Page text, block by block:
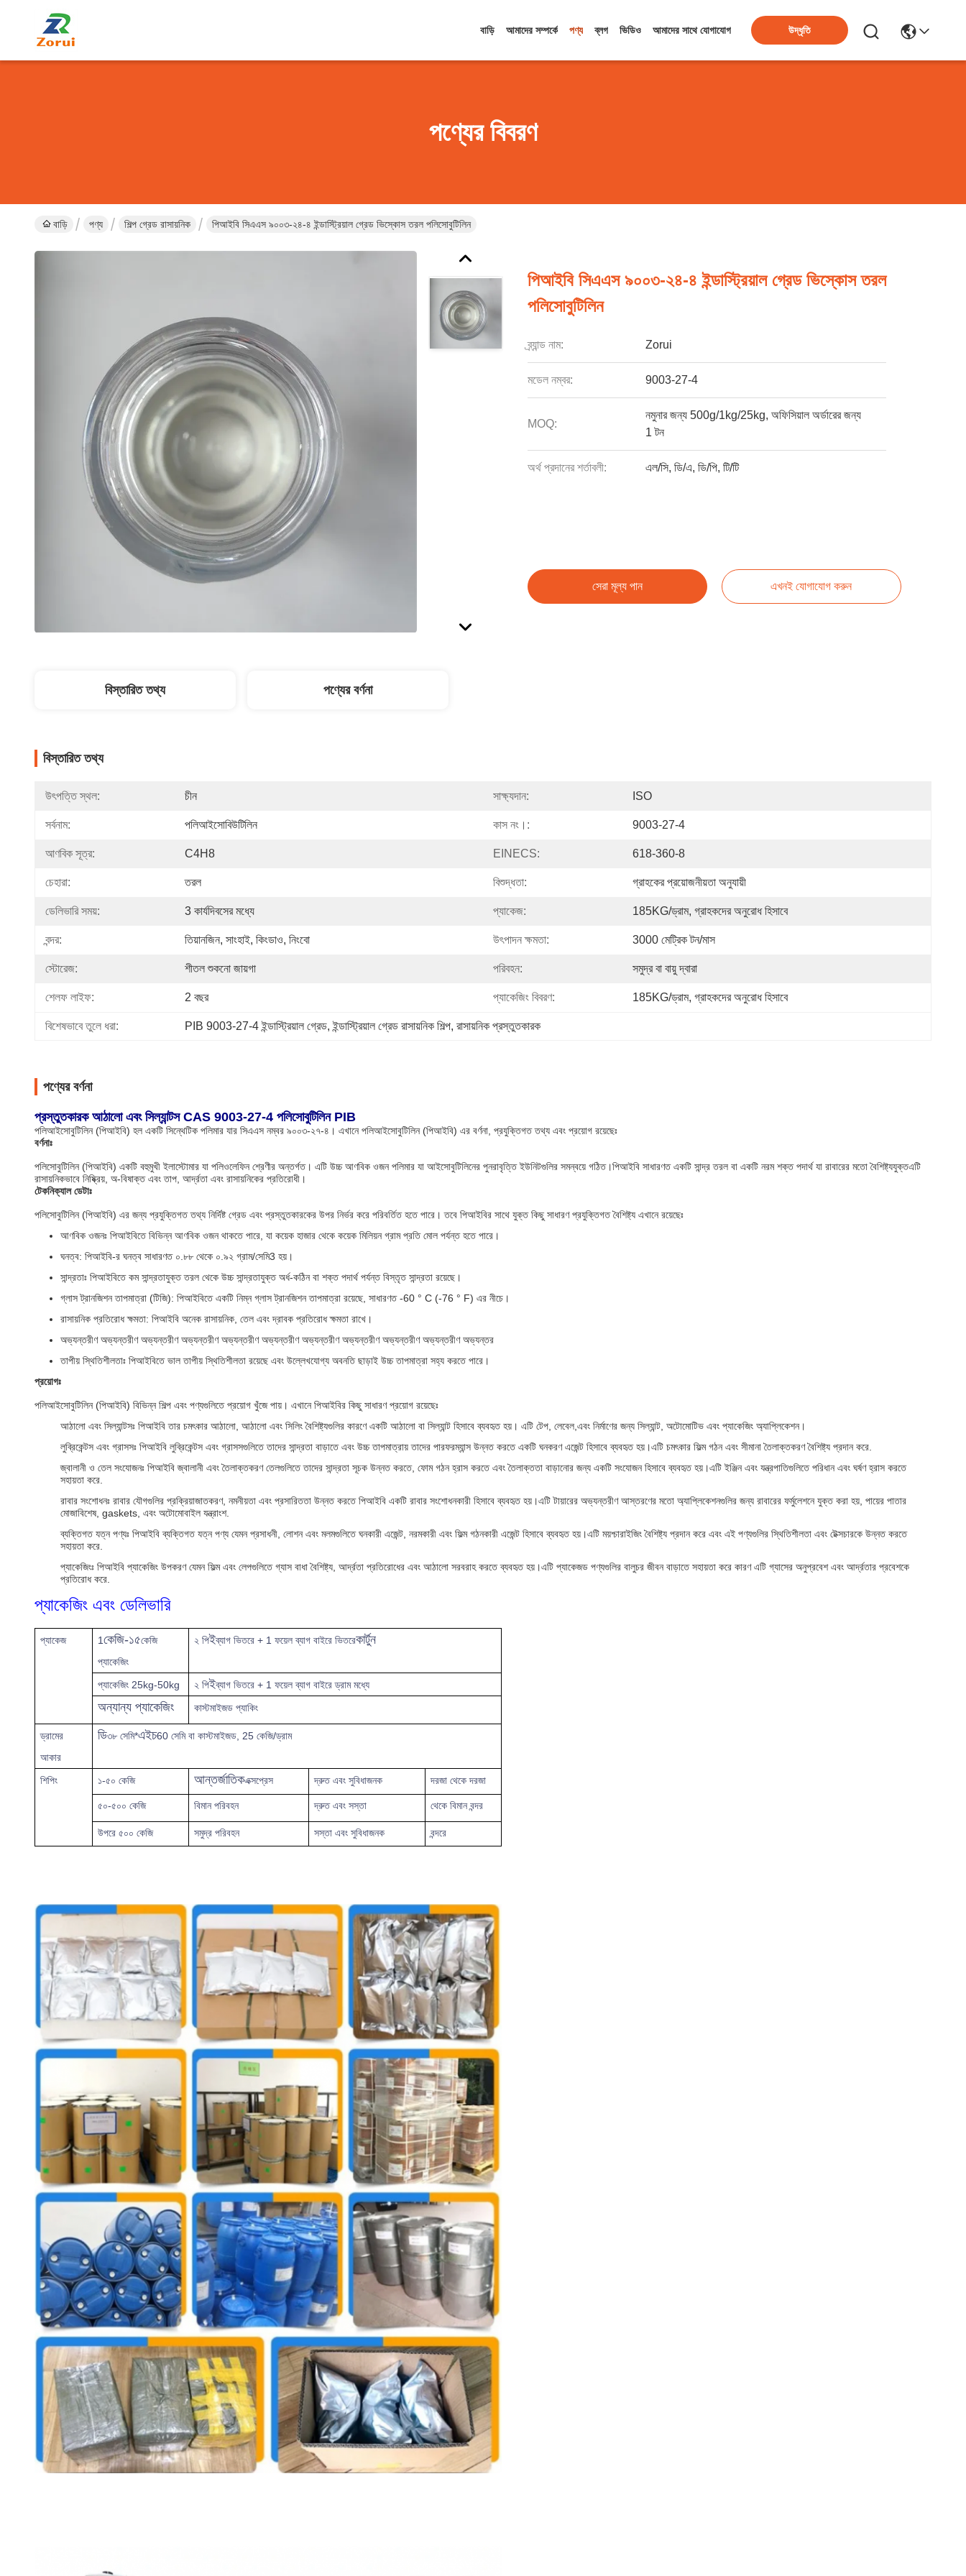
বাড়ি আমাদের সম্পর্কে পণ্য ব্লগ ভিডিও আমাদের সাথে যোগাযোগ উদ্ধৃতি
পণ্যের বিবরণ
বাড়ি পণ্য শিল্প গ্রেড রাসায়নিক পিআইবি সিএএস ৯০০৩-২৪-৪ ইন্ডাস্ট্রিয়াল গ্রেড ভিস্কোস তরল পলিসোবুটিলিন
পিআইবি সিএএস ৯০০৩-২৪-৪ ইন্ডাস্ট্রিয়াল গ্রেড ভিস্কোস তরল
পলিসোবুটিলিন
ব্র্যান্ড নাম: Zorui
মডেল নম্বর: 9003-27-4
MOQ:
নমুনার জন্য 500g/1kg/25kg, অফিসিয়াল অর্ডারের জন্য
1 টন
অর্থ প্রদানের শর্তাবলী: এল/সি, ডি/এ, ডি/পি, টি/টি
সেরা মূল্য পান এখনই যোগাযোগ করুন
বিস্তারিত তথ্য পণ্যের বর্ণনা
বিস্তারিত তথ্য
উৎপত্তি স্থল: চীন সাক্ষ্যদান: ISO
সর্বনাম: পলিআইসোবিউটিলিন কাস নং।: 9003-27-4
আণবিক সূত্র: C4H8 EINECS: 618-360-8
চেহারা: তরল বিশুদ্ধতা: গ্রাহকের প্রয়োজনীয়তা অনুযায়ী
ডেলিভারি সময়: 3 কার্যদিবসের মধ্যে প্যাকেজ: 185KG/ড্রাম, গ্রাহকদের অনুরোধ হিসাবে
বন্দর: তিয়ানজিন, সাংহাই, কিংডাও, নিংবো উৎপাদন ক্ষমতা: 3000 মেট্রিক টন/মাস
স্টোরেজ: শীতল শুকনো জায়গা পরিবহন: সমুদ্র বা বায়ু দ্বারা
শেলফ লাইফ: 2 বছর প্যাকেজিং বিবরণ: 185KG/ড্রাম, গ্রাহকদের অনুরোধ হিসাবে
বিশেষভাবে তুলে ধরা: PIB 9003-27-4 ইন্ডাস্ট্রিয়াল গ্রেড, ইন্ডাস্ট্রিয়াল গ্রেড রাসায়নিক শিল্প, রাসায়নিক প্রস্তুতকারক
পণ্যের বর্ণনা
প্রস্তুতকারক আঠালো এবং সিল্যান্টস CAS 9003-27-4 পলিসোবুটিলিন PIB
পলিআইসোবুটিলিন (পিআইবি) হল একটি সিন্থেটিক পলিমার যার সিএএস নম্বর ৯০০৩-২৭-৪। এখানে পলিআইসোবুটিলিন (পিআইবি) এর বর্ণনা, প্রযুক্তিগত তথ্য এবং প্রয়োগ রয়েছেঃ
বর্ণনাঃ
পলিসোবুটিলিন (পিআইবি) একটি বহুমুখী ইলাস্টোমার যা পলিওলেফিন শ্রেণীর অন্তর্গত। এটি উচ্চ আণবিক ওজন পলিমার যা আইসোবুটিলিনের পুনরাবৃত্তি ইউনিটগুলির সমন্বয়ে গঠিত।পিআইবি সাধারণত একটি সান্দ্র তরল বা একটি নরম শক্ত পদার্থ যা রাবারের মতো বৈশিষ্ট্যযুক্তএটি
রাসায়নিকভাবে নিষ্ক্রিয়, অ-বিষাক্ত এবং তাপ, আর্দ্রতা এবং রাসায়নিকের প্রতিরোধী।
টেকনিক্যাল ডেটাঃ
পলিসোবুটিলিন (পিআইবি) এর জন্য প্রযুক্তিগত তথ্য নির্দিষ্ট গ্রেড এবং প্রস্তুতকারকের উপর নির্ভর করে পরিবর্তিত হতে পারে। তবে পিআইবির সাথে যুক্ত কিছু সাধারণ প্রযুক্তিগত বৈশিষ্ট্য এখানে রয়েছেঃ
আণবিক ওজনঃ পিআইবিতে বিভিন্ন আণবিক ওজন থাকতে পারে, যা কয়েক হাজার থেকে কয়েক মিলিয়ন গ্রাম প্রতি মোল পর্যন্ত হতে পারে।
ঘনত্ব: পিআইবি-র ঘনত্ব সাধারণত ০.৮৮ থেকে ০.৯২ গ্রাম/সেমি3 হয়।
সান্দ্রতাঃ পিআইবিতে কম সান্দ্রতাযুক্ত তরল থেকে উচ্চ সান্দ্রতাযুক্ত অর্ধ-কঠিন বা শক্ত পদার্থ পর্যন্ত বিস্তৃত সান্দ্রতা রয়েছে।
গ্লাস ট্রানজিশন তাপমাত্রা (টিজি): পিআইবিতে একটি নিম্ন গ্লাস ট্রানজিশন তাপমাত্রা রয়েছে, সাধারণত -60 ° C (-76 ° F) এর নীচে।
রাসায়নিক প্রতিরোধ ক্ষমতা: পিআইবি অনেক রাসায়নিক, তেল এবং দ্রাবক প্রতিরোধ ক্ষমতা রাখে।
অভ্যন্তরীণ অভ্যন্তরীণ অভ্যন্তরীণ অভ্যন্তরীণ অভ্যন্তরীণ অভ্যন্তরীণ অভ্যন্তরীণ অভ্যন্তরীণ অভ্যন্তরীণ অভ্যন্তরীণ অভ্যন্তর
তাপীয় স্থিতিশীলতাঃ পিআইবিতে ভাল তাপীয় স্থিতিশীলতা রয়েছে এবং উল্লেখযোগ্য অবনতি ছাড়াই উচ্চ তাপমাত্রা সহ্য করতে পারে।
প্রয়োগঃ
পলিআইসোবুটিলিন (পিআইবি) বিভিন্ন শিল্প এবং পণ্যগুলিতে প্রয়োগ খুঁজে পায়। এখানে পিআইবির কিছু সাধারণ প্রয়োগ রয়েছেঃ
আঠালো এবং সিল্যান্টসঃ পিআইবি তার চমৎকার আঠালো, আঠালো এবং সিলিং বৈশিষ্ট্যগুলির কারণে একটি আঠালো বা সিল্যান্ট হিসাবে ব্যবহৃত হয়। এটি টেপ, লেবেল,এবং নির্মাণের জন্য সিল্যান্ট, অটোমোটিভ এবং প্যাকেজিং অ্যাপ্লিকেশন।
লুব্রিকেন্টস এবং গ্রাসসঃ পিআইবি লুব্রিকেন্টস এবং গ্রাসসগুলিতে তাদের সান্দ্রতা বাড়াতে এবং উচ্চ তাপমাত্রায় তাদের পারফরম্যান্স উন্নত করতে একটি ঘনকরণ এজেন্ট হিসাবে ব্যবহৃত হয়।এটি চমৎকার ফিল্ম গঠন এবং সীমানা তৈলাক্তকরণ বৈশিষ্ট্য প্রদান করে.
জ্বালানী ও তেল সংযোজনঃ পিআইবি জ্বালানী এবং তৈলাক্তকরণ তেলগুলিতে তাদের সান্দ্রতা সূচক উন্নত করতে, ফোম গঠন হ্রাস করতে এবং তৈলাক্ততা বাড়ানোর জন্য একটি সংযোজন হিসাবে ব্যবহৃত হয়।এটি ইঞ্জিন এবং যন্ত্রপাতিগুলিতে পরিধান এবং ঘর্ষণ হ্রাস করতে
সহায়তা করে.
রাবার সংশোধনঃ রাবার যৌগগুলির প্রক্রিয়াজাতকরণ, নমনীয়তা এবং প্রসারিততা উন্নত করতে পিআইবি একটি রাবার সংশোধনকারী হিসাবে ব্যবহৃত হয়।এটি টায়ারের অভ্যন্তরীণ আস্তরণের মতো অ্যাপ্লিকেশনগুলির জন্য রাবারের ফর্মুলেশনে যুক্ত করা হয়, পায়ের পাতার
মোজাবিশেষ, gaskets, এবং অটোমোবাইল যন্ত্রাংশ.
ব্যক্তিগত যত্ন পণ্যঃ পিআইবি ব্যক্তিগত যত্ন পণ্য যেমন প্রসাধনী, লোশন এবং মলমগুলিতে ঘনকারী এজেন্ট, নরমকারী এবং ফিল্ম গঠনকারী এজেন্ট হিসাবে ব্যবহৃত হয়।এটি ময়শ্চারাইজিং বৈশিষ্ট্য প্রদান করে এবং এই পণ্যগুলির স্থিতিশীলতা এবং টেক্সচারকে উন্নত করতে
সহায়তা করে.
প্যাকেজিংঃ পিআইবি প্যাকেজিং উপকরণ যেমন ফিল্ম এবং লেপগুলিতে গ্যাস বাধা বৈশিষ্ট্য, আর্দ্রতা প্রতিরোধের এবং আঠালো সরবরাহ করতে ব্যবহৃত হয়।এটি প্যাকেজড পণ্যগুলির বালুচর জীবন বাড়াতে সহায়তা করে কারণ এটি গ্যাসের অনুপ্রবেশ এবং আর্দ্রতার প্রবেশকে
প্রতিরোধ করে.
প্যাকেজিং এবং ডেলিভারি
প্যাকেজ 1কেজি-১৫কেজি
প্যাকেজিং
২ পিইব্যাগ ভিতরে + 1 ফয়েল ব্যাগ বাইরে ভিতরেকার্টুন
প্যাকেজিং 25kg-50kg ২ পিইব্যাগ ভিতরে + 1 ফয়েল ব্যাগ বাইরে ড্রাম মধ্যে
অন্যান্য প্যাকেজিং কাস্টমাইজড প্যাকিং
ড্রামের
আকার
ডি৩৮ সেমি*এইচ60 সেমি বা কাস্টমাইজড, 25 কেজি/ড্রাম
শিপিং ১-৫০ কেজি আন্তর্জাতিকএক্সপ্রেস দ্রুত এবং সুবিধাজনক দরজা থেকে দরজা
৫০-৫০০ কেজি বিমান পরিবহন দ্রুত এবং সস্তা থেকে বিমান বন্দর
উপরে ৫০০ কেজি সমুদ্র পরিবহন সস্তা এবং সুবিধাজনক বন্দরে